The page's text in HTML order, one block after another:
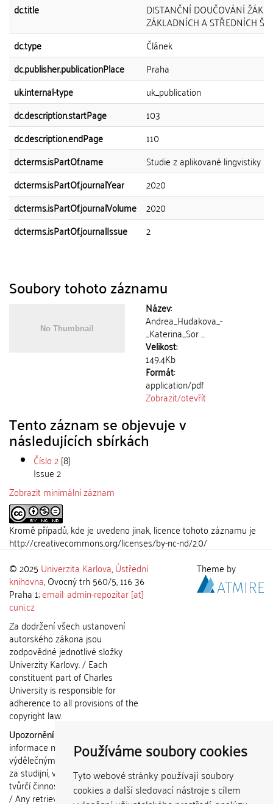
Používáme soubory cookies
Tyto webové stránky používají soubory
cookies a další sledovací nástroje s cílem
dc.title
DISTANČNÍ DOUČOVÁNÍ ŽÁKŮ
ZÁKLADNÍCH A STŘEDNÍCH
dc.type
Článek
dc.publisher.publicationPlace
Praha
uk.internal-type
uk_publication
dc.description.startPage
103
dc.description.endPage
110
dcterms.isPartOf.name
Studie z aplikované lingvistiky
dcterms.isPartOf.journalYear
2020
dcterms.isPartOf.journalVolume 2020
dcterms.isPartOf.journalIssue
2
Soubory tohoto záznamu
Název:
Andrea_Hudakova_-
_Katerina_Sor ...
Velikost:
149.4Kb
Formát:
application/pdf
Zobrazit/otevřít
Tento záznam se objevuje v
následujících sbírkách
Číslo 2[8]
Issue 2
Zobrazit minimální záznam
Kromě případů, kde je uvedeno jinak, licence tohoto záznamu je
http://creativecommons.org/licenses/by-nc-nd/2.0/
© 2025 Univerzita Karlova,Ústřední
knihovna, Ovocný trh 560/5, 116 36
Praha 1;email: admin-repozitar [at]
cuni.cz
Za dodržení všech ustanovení
autorského zákona jsou
zodpovědné jednotlivé složky
Univerzity Karlovy. / Each
constituent part of Charles
University is responsible for
adherence to all provisions of the
copyright law.
Upozornění / Notice:
informace nemohou být použity k
výdělečným účelům nebo vydávány
za studijní, vědeckou nebo jinou
tvůrčí činnost jiné osoby než autora.
/ Any retrieved information shall not
Theme by